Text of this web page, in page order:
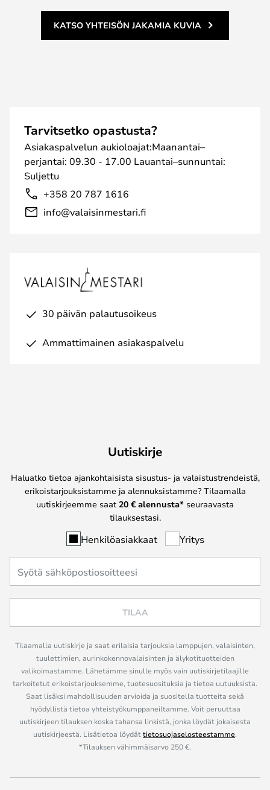
KATSO YHTEISÖN JAKAMIA KUVIA
Tarvitsetko opastusta?
Asiakaspalvelun aukioloajat:Maanantai–
perjantai: 09.30 - 17.00 Lauantai–sunnuntai:
Suljettu
+358 20 787 1616
info@valaisinmestari.fi
30 päivän palautusoikeus
Ammattimainen asiakaspalvelu
Uutiskirje
Haluatko tietoa ajankohtaisista sisustus- ja valaistustrendeistä,
erikoistarjouksistamme ja alennuksistamme? Tilaamalla
uutiskirjeemme saat 20 € alennusta* seuraavasta
tilauksestasi.
Henkilöasiakkaat Yritys
TILAA
Tilaamalla uutiskirje ja saat erilaisia tarjouksia lamppujen, valaisinten,
tuulettimien, aurinkokennovalaisinten ja älykotituotteiden
valikoimastamme. Lähetämme sinulle myös vain uutiskirjetilaajille
tarkoitetut erikoistarjouksemme, tuotesuosituksia ja tietoa uutuuksista.
Saat lisäksi mahdollisuuden arvioida ja suositella tuotteita sekä
hyödyllistä tietoa yhteistyökumppaneiltamme. Voit peruuttaa
uutiskirjeen tilauksen koska tahansa linkistä, jonka löydät jokaisesta
uutiskirjeestä. Lisätietoa löydättietosuojaselosteestamme.
*Tilauksen vähimmäisarvo 250 €.